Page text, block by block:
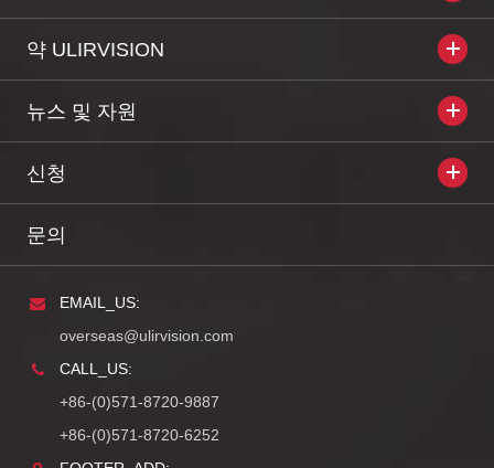
약 ULIRVISION
뉴스 및 자원
신청
문의
EMAIL_US:
overseas@ulirvision.com
CALL_US:
+86-(0)571-8720-9887
+86-(0)571-8720-6252